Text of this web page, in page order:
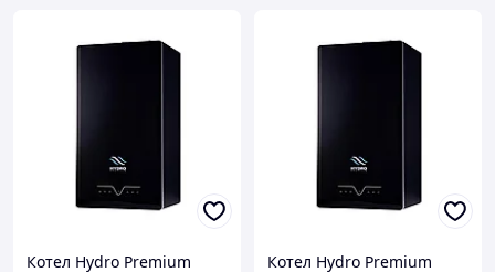
Котел Hydro Premium Котел Hydro Premium